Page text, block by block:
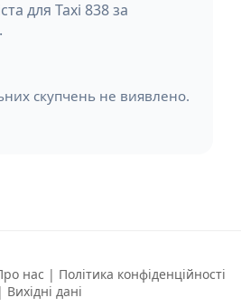
для Taxi 838 за
скупчень не виявлено.
нас | Політика конфіденційності
| Вихідні дані